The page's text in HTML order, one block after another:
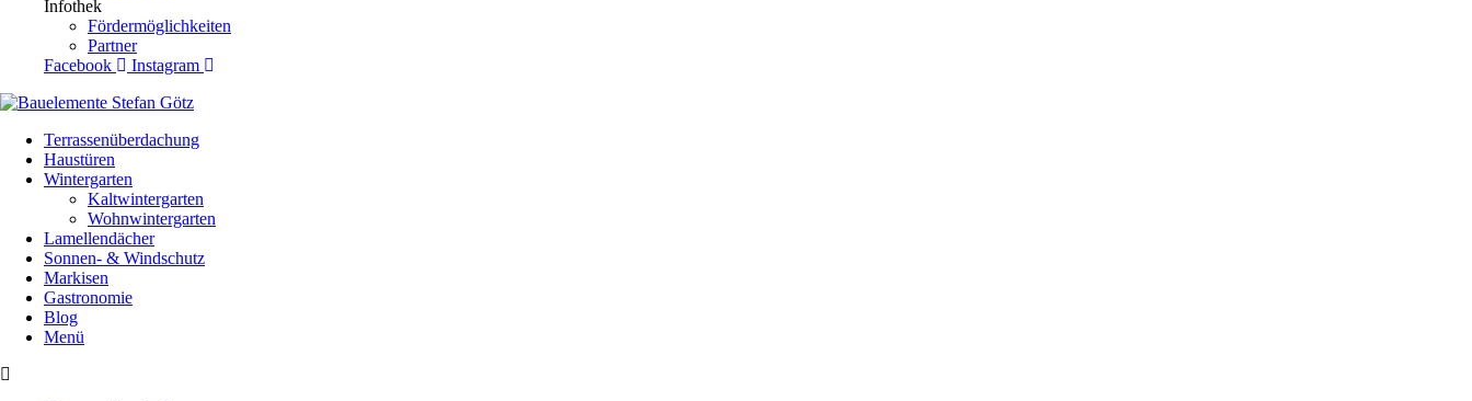
Infothek
Fördermöglichkeiten
Partner
Facebook
Instagram
Terrassenüberdachung
Haustüren
Wintergarten
Kaltwintergarten
Wohnwintergarten
Lamellendächer
Sonnen- & Windschutz
Markisen
Gastronomie
Blog
Menü